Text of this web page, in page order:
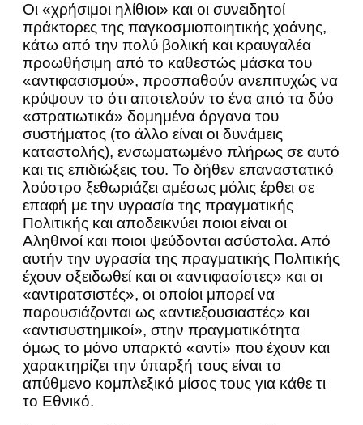
Οι «χρήσιμοι ηλίθιοι» και οι συνειδητοί
πράκτορες της παγκοσμιοποιητικής χοάνης,
κάτω από την πολύ βολική και κραυγαλέα
προωθήσιμη από το καθεστώς μάσκα του
«αντιφασισμού», προσπαθούν ανεπιτυχώς να
κρύψουν το ότι αποτελούν το ένα από τα δύο
«στρατιωτικά» δομημένα όργανα του
συστήματος (το άλλο είναι οι δυνάμεις
καταστολής), ενσωματωμένο πλήρως σε αυτό
και τις επιδιώξεις του. Το δήθεν επαναστατικό
λούστρο ξεθωριάζει αμέσως μόλις έρθει σε
επαφή με την υγρασία της πραγματικής
Πολιτικής και αποδεικνύει ποιοι είναι οι
Αληθινοί και ποιοι ψεύδονται ασύστολα. Από
αυτήν την υγρασία της πραγματικής Πολιτικής
έχουν οξειδωθεί και οι «αντιφασίστες» και οι
«αντιρατσιστές», οι οποίοι μπορεί να
παρουσιάζονται ως «αντιεξουσιαστές» και
«αντισυστημικοί», στην πραγματικότητα
όμως το μόνο υπαρκτό «αντί» που έχουν και
χαρακτηρίζει την ύπαρξή τους είναι το
απύθμενο κομπλεξικό μίσος τους για κάθε τι
το Εθνικό.